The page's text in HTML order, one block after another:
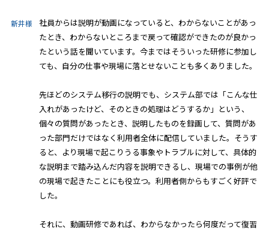
新井様
社員からは説明が動画になっていると、わからないことがあっ
たとき、わからないところまで戻って確認ができたのが良かっ
たという話を聞いています。今まではそういった研修に参加し
ても、自分の仕事や現場に落とせないことも多くありました。
先ほどのシステム移行の説明でも、システム部では「こんな仕
入れがあったけど、そのときの処理はどうするか」という、
個々の質問があったとき、説明したものを録画して、質問があ
った部門だけではなく利用者全体に配信していました。そうす
ると、より現場で起こりうる事象やトラブルに対して、具体的
な説明まで踏み込んだ内容を説明できるし、現場での事例が他
の現場で起きたことにも役立つ。利用者側からもすごく好評で
した。
それに、動画研修であれば、わからなかったら何度だって復習